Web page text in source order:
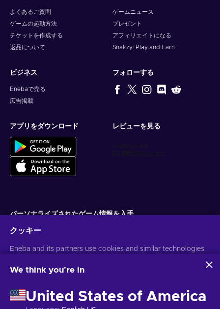
よくあるご質問
ゲームの起動方法
チケットを作成する
返品について
ゲームニュース
プレゼント
アフィリエイトになる
Snakzy: Play and Earn
ビジネス
Enebaで売る
広告掲載
フォローする
アプリをダウンロード レビューを見る
パーソナライズされたゲーム情報を入手
配信停止はいつでも可能です。詳しくは個人情報保護方針をご覧くださ
クッキー
Eneba and its partners use cookies and similar technologies
website. We use this information to enhance content,
may also be used for ads personalization.
By clicking 'Accept all', you consent to the use of these
We think you're in
United States of America